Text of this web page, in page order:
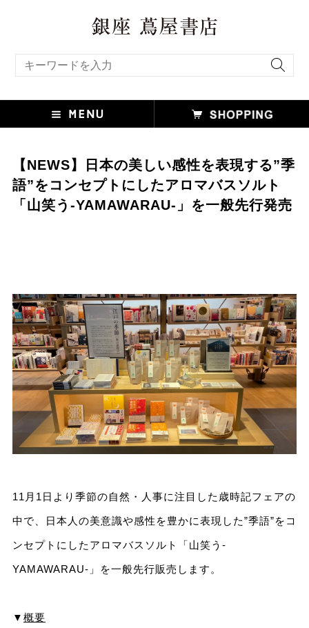
【NEWS】日本の美しい感性を表現する”季
語”をコンセプトにしたアロマバスソルト
「山笑う-YAMAWARAU-」を一般先行発売
11月1日より季節の自然・人事に注目した歳時記フェアの
中で、日本人の美意識や感性を豊かに表現した”季語”をコ
ンセプトにしたアロマバスソルト「山笑う-
YAMAWARAU-」を一般先行販売します。
▼ 概要